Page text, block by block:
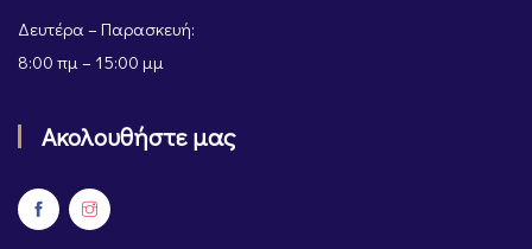
Δευτέρα – Παρασκευή:
8:00 πμ – 15:00 μμ
Ακολουθήστε μας